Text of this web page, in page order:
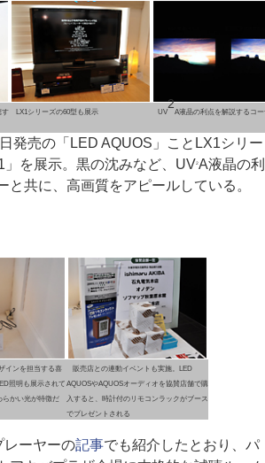
す
LX1シリーズの60型も展示 UV
2
A液晶の利点を解説するコ
発売の「LED AQUOS」ことLX1シリー
」を展示。黒の沈みなど、UV2A液晶の利
と共に、高画質をアピールしている。
インを担当する喜
照明も展示されて
らかい光が特徴だ
販売店との連動イベントも実施。LED
AQUOSやAQUOSオーディオを協賛店舗で購
入すると、時計付のリモコンラックがブース
でプレゼントされる
ーヤーの記事でも紹介したとおり、パ